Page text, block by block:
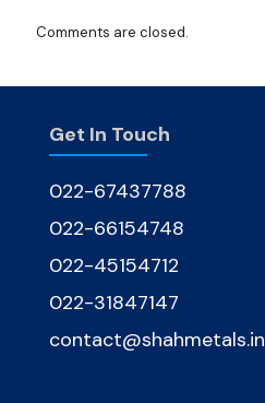
Comments are closed.
Get In Touch
022-67437788
022-66154748
022-45154712
022-31847147
contact@shahmetals.in